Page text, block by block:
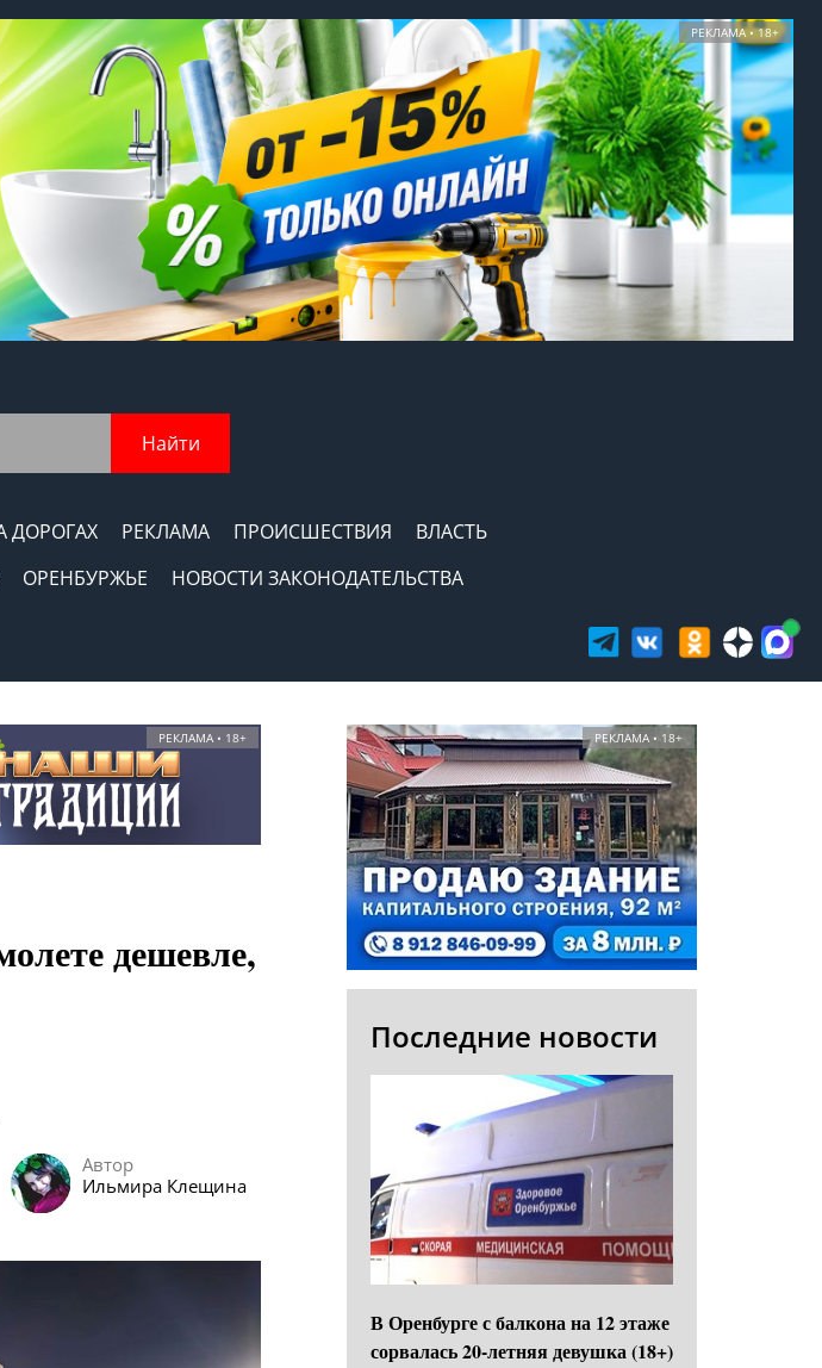
РЕКЛАМА • 18+
Найти
ДОРОГАХ РЕКЛАМА ПРОИСШЕСТВИЯ
ВЛАСТЬ
ОРЕНБУРЖЬЕ
НОВОСТИ ЗАКОНОДАТЕЛЬСТВА
РЕКЛАМА • 18+
дешевле,
Автор
Ильмира Клещина
РЕКЛАМА • 18+
Последние новости
В Оренбурге с балкона на 12 этаже
сорвалась 20-летняя девушка (18+)